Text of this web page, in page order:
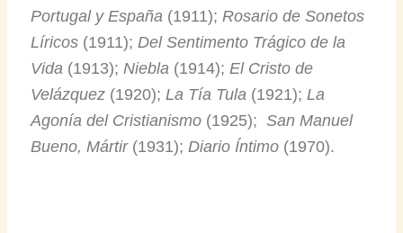
Portugal y España (1911); Rosario de Sonetos
Líricos(1911); Del Sentimento Trágico de la
Vida (1913); Niebla (1914); El Cristo de
Velázquez(1920); La Tía Tula (1921); La
Agonía del Cristianismo(1925); San Manuel
Bueno, Mártir(1931); Diario Íntimo(1970).